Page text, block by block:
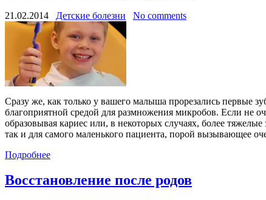
21.02.2014 Детские болезни No comments
Сразу же, как только у вашего малыша прорезались первые
благоприятной средой для размножения микробов. Если не
образовывая кариес или, в некоторых случаях, более
так и для самого маленького пациента, порой вызывающее
Подробнее
Восстановление после родов